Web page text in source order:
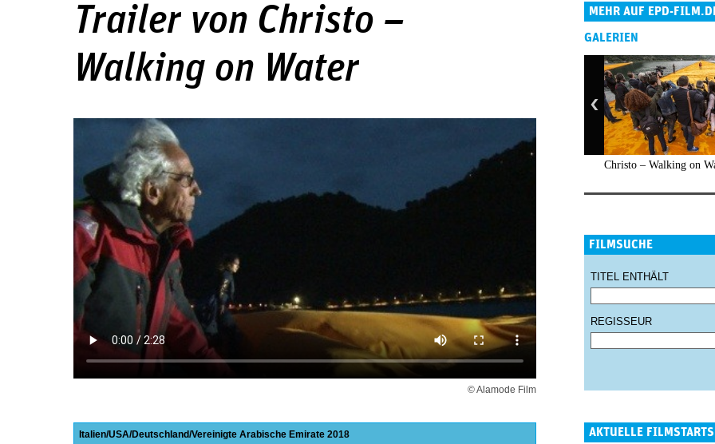
Trailer von Christo –
Walking on Water
© Alamode Film
Italien USA Deutschland Vereinigte Arabische Emirate 2018
MEHR AUF EPD-
GALERIEN
Christo – Walking on
FILMSUCHE
TITEL ENTHÄLT
REGISSEUR
AKTUELLE FILMSTARTS